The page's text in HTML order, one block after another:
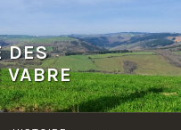
DES
VABRE